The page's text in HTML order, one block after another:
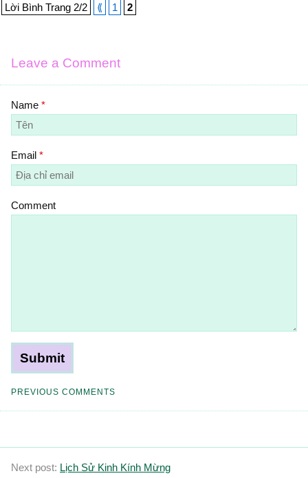
Lời Bình Trang 2/2 ⟪ 1 2
Leave a Comment
Name *
Email *
Comment
PREVIOUS COMMENTS
Next post: Lịch Sử Kinh Kính Mừng